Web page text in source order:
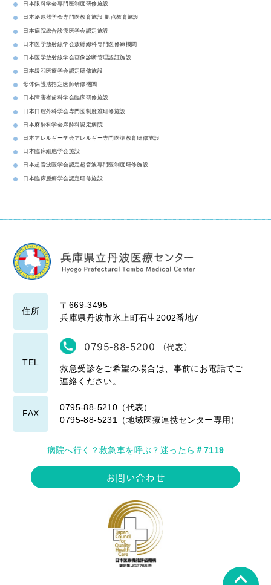
日本眼科学会専門医制度研修施設
日本泌尿器学会専門医教育施設 拠点教育施設
日本病院総合診療医学会認定施設
日本医学放射線学会放射線科専門医修練機関
日本医学放射線学会画像診断管理認証施設
日本緩和医療学会認定研修施設
母体保護法指定医師研修機関
日本障害者歯科学会臨床研修施設
日本口腔外科学会専門医制度准研修施設
日本麻酔科学会麻酔科認定病院
日本アレルギー学会アレルギー専門医準教育研修施設
日本臨床細胞学会施設
日本超音波医学会認定超音波専門医制度研修施設
日本臨床腫瘍学会認定研修施設
住所
〒669-3495
兵庫県丹波市氷上町石生2002番地7
TEL
0795-88-5200 （代表）
救急受診をご希望の場合は、事前にお電話でご
連絡ください。
FAX
0795-88-5210（代表）
0795-88-5231（地域医療連携センター専用）
病院へ行く？救急車を呼ぶ？迷ったら ＃7119
お問い合わせ